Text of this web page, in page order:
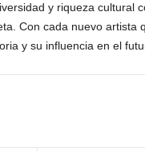
y riqueza cultural
Con cada nuevo artista
y su influencia en el